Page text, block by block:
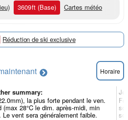
3609ft (Base) Cartes météo
Réduction de ski exclusive
Horaire
summary:
la plus forte pendant le ven.
(max 28°C le dim. après-midi, min
Le vent sera généralement faible.